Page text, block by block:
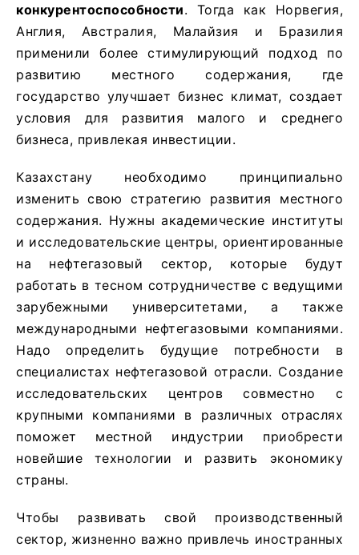
конкурентоспособности. Тогда как Норвегия,
Англия, Австралия, Малайзия и Бразилия
применили более стимулирующий подход по
развитию местного содержания, где
государство улучшает бизнес климат, создает
условия для развития малого и среднего
бизнеса, привлекая инвестиции.
Казахстану необходимо принципиально
изменить свою стратегию развития местного
содержания. Нужны академические институты
и исследовательские центры, ориентированные
на нефтегазовый сектор, которые будут
работать в тесном сотрудничестве с ведущими
зарубежными университетами, а также
международными нефтегазовыми компаниями.
Надо определить будущие потребности в
специалистах нефтегазовой отрасли. Создание
исследовательских центров совместно с
крупными компаниями в различных отраслях
поможет местной индустрии приобрести
новейшие технологии и развить экономику
страны.
Чтобы развивать свой производственный
сектор, жизненно важно привлечь иностранных